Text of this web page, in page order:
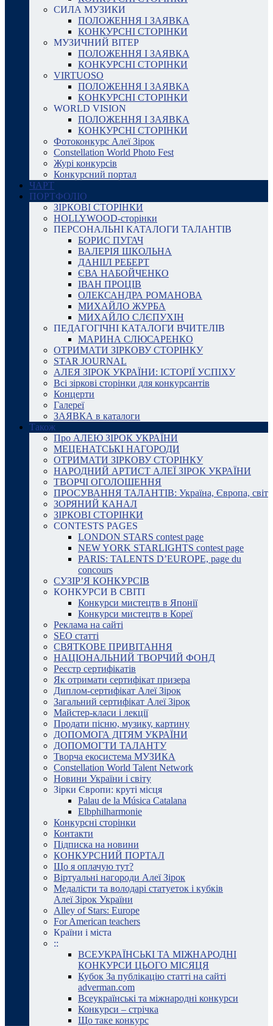
СИЛА МУЗИКИ
ПОЛОЖЕННЯ І ЗАЯВКА
КОНКУРСНІ СТОРІНКИ
МУЗИЧНИЙ ВІТЕР
ПОЛОЖЕННЯ І ЗАЯВКА
КОНКУРСНІ СТОРІНКИ
VIRTUOSO
ПОЛОЖЕННЯ І ЗАЯВКА
КОНКУРСНІ СТОРІНКИ
WORLD VISION
ПОЛОЖЕННЯ І ЗАЯВКА
КОНКУРСНІ СТОРІНКИ
Фотоконкурс Алеї Зірок
Constellation World Photo Fest
Журі конкурсів
Конкурсний портал
ЧАРТ
ПОРТФОЛІО
ЗІРКОВІ СТОРІНКИ
HOLLYWOOD-сторінки
ПЕРСОНАЛЬНІ КАТАЛОГИ ТАЛАНТІВ
БОРИС ПУГАЧ
ВАЛЕРІЯ ШКОЛЬНА
ДАНІІЛ РЕБЕРТ
ЄВА НАБОЙЧЕНКО
ІВАН ПРОЦІВ
ОЛЕКСАНДРА РОМАНОВА
МИХАЙЛО ЖУРБА
МИХАЙЛО СЛЄПУХІН
ПЕДАГОГІЧНІ КАТАЛОГИ ВЧИТЕЛІВ
МАРИНА СЛЮСАРЕНКО
ОТРИМАТИ ЗІРКОВУ СТОРІНКУ
STAR JOURNAL
АЛЕЯ ЗІРОК УКРАЇНИ: ІСТОРІЇ УСПІХУ
Всі зіркові сторінки для конкурсантів
Концерти
Галереї
ЗАЯВКА в каталоги
Також
Про АЛЕЮ ЗІРОК УКРАЇНИ
МЕЦЕНАТСЬКІ НАГОРОДИ
ОТРИМАТИ ЗІРКОВУ СТОРІНКУ
НАРОДНИЙ АРТИСТ АЛЕЇ ЗІРОК УКРАЇНИ
ТВОРЧІ ОГОЛОШЕННЯ
ПРОСУВАННЯ ТАЛАНТІВ: Україна, Європа, світ
ЗОРЯНИЙ КАНАЛ
ЗІРКОВІ СТОРІНКИ
CONTESTS PAGES
LONDON STARS contest page
NEW YORK STARLIGHTS contest page
PARIS: TALENTS D’EUROPE, page du
concours
СУЗІР’Я КОНКУРСІВ
КОНКУРСИ В СВІТІ
Конкурси мистецтв в Японії
Конкурси мистецтв в Кореї
Реклама на сайті
SEO статті
СВЯТКОВЕ ПРИВІТАННЯ
НАЦІОНАЛЬНИЙ ТВОРЧИЙ ФОНД
Реєстр сертифікатів
Як отримати сертифікат призера
Диплом-сертифікат Алеї Зірок
Загальний сертифікат Алеї Зірок
Майстер-класи і лекції
Продати пісню, музику, картину
ДОПОМОГА ДІТЯМ УКРАЇНИ
ДОПОМОГТИ ТАЛАНТУ
Творча екосистема МУЗИКА
Constellation World Talent Network
Новини України і світу
Зірки Європи: круті місця
Palau de la Música Catalana
Elbphilharmonie
Конкурсні сторінки
Контакти
Підписка на новини
КОНКУРСНИЙ ПОРТАЛ
Що я оплачую тут?
Віртуальні нагороди Алеї Зірок
Медалісти та володарі статуеток і кубків
Алеї Зірок України
Alley of Stars: Europe
For American teachers
Країни і міста
::
ВСЕУКРАЇНСЬКІ ТА МІЖНАРОДНІ
КОНКУРСИ ЦЬОГО МІСЯЦЯ
Кубок За публікацію статті на сайті
adverman.com
Всеукраїнські та міжнародні конкурси
Конкурси – стрічка
Що таке конкурс